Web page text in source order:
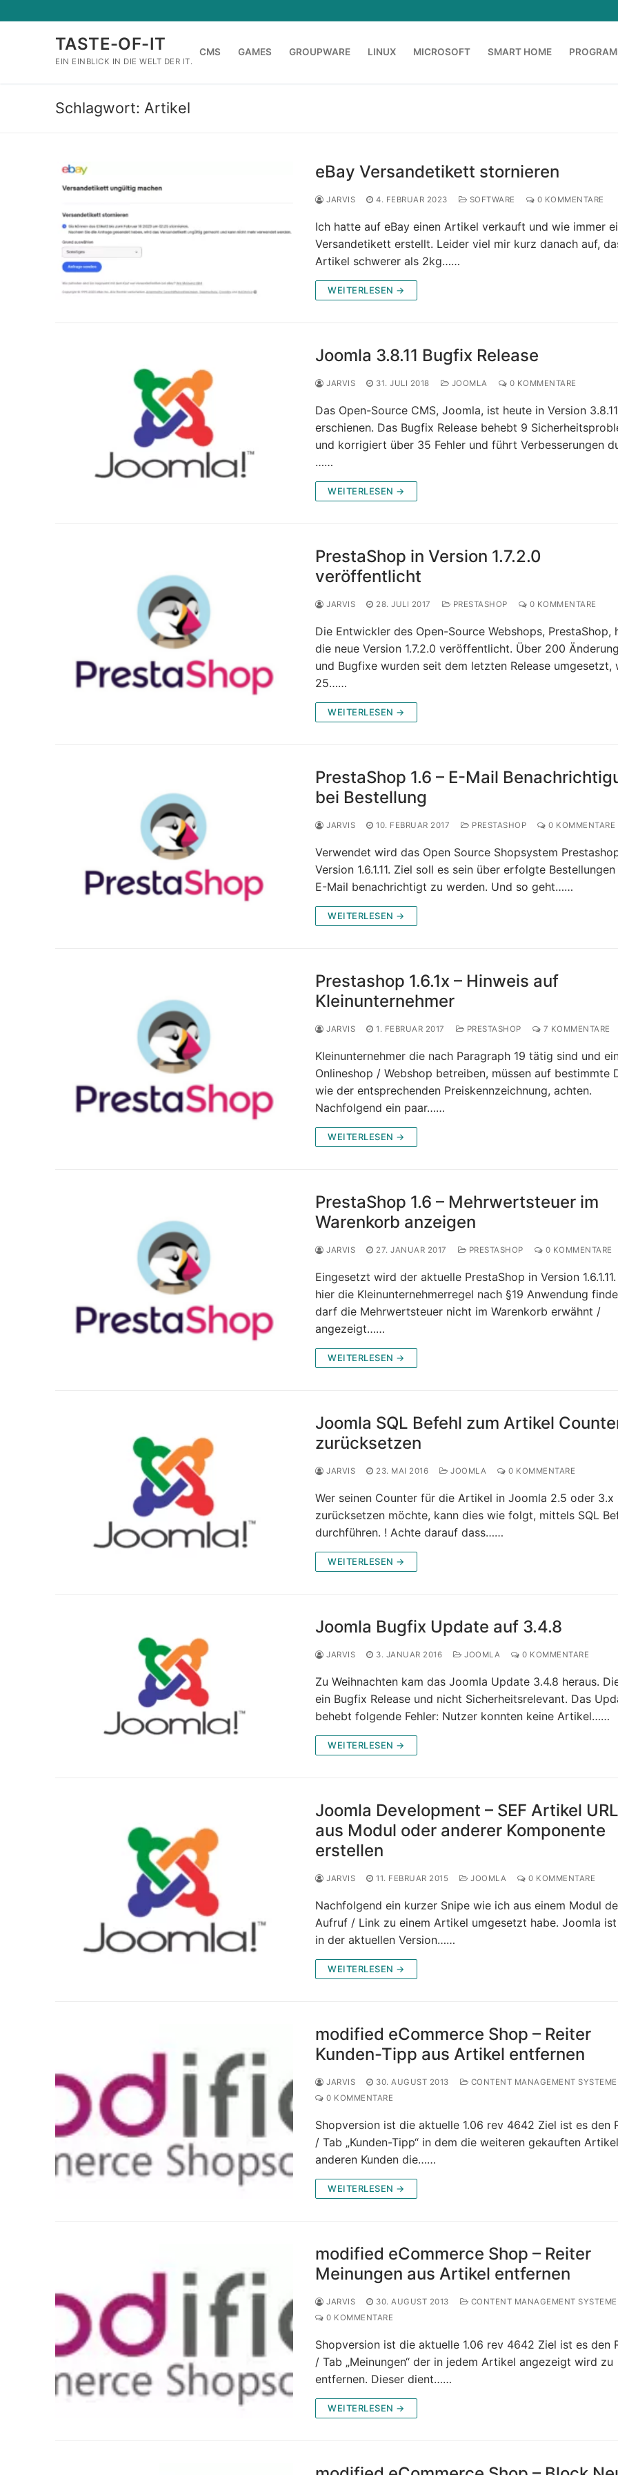
Inhalt
TASTE-OF-IT
EIN EINBLICK IN DIE WELT DER IT.
CMS GAMES GROUPWARE LINUX MICROSOFT SMART HOME
Schlagwort: Artikel
eBay Versandetikett stornieren
JARVIS 4. FEBRUAR 2023 SOFTWARE 0 KOMMENTARE
Ich hatte auf eBay einen Artikel verkauft und wie immer
Versandetikett erstellt. Leider viel mir kurz danach auf,
Artikel schwerer als 2kg……
WEITERLESEN →
Joomla 3.8.11 Bugfix Release
JARVIS 31. JULI 2018 JOOMLA 0 KOMMENTARE
Das Open-Source CMS, Joomla, ist heute in Version 3.8.11
erschienen. Das Bugfix Release behebt 9
und korrigiert über 35 Fehler und führt Verbesserungen
……
WEITERLESEN →
PrestaShop in Version 1.7.2.0
veröffentlicht
JARVIS 28. JULI 2017 PRESTASHOP 0 KOMMENTARE
Die Entwickler des Open-Source Webshops, PrestaShop,
die neue Version 1.7.2.0 veröffentlicht. Über 200
und Bugfixe wurden seit dem letzten Release umgesetzt,
25……
WEITERLESEN →
PrestaShop 1.6 – E-Mail
bei Bestellung
JARVIS 10. FEBRUAR 2017 PRESTASHOP 0 KOMMENTARE
Verwendet wird das Open Source Shopsystem
Version 1.6.1.11. Ziel soll es sein über erfolgte
E-Mail benachrichtigt zu werden. Und so geht……
WEITERLESEN →
Prestashop 1.6.1x – Hinweis auf
Kleinunternehmer
JARVIS 1. FEBRUAR 2017 PRESTASHOP 7 KOMMENTARE
Kleinunternehmer die nach Paragraph 19 tätig sind und
Onlineshop / Webshop betreiben, müssen auf bestimmte
wie der entsprechenden Preiskennzeichnung, achten.
Nachfolgend ein paar……
WEITERLESEN →
PrestaShop 1.6 – Mehrwertsteuer im
Warenkorb anzeigen
JARVIS 27. JANUAR 2017 PRESTASHOP 0 KOMMENTARE
Eingesetzt wird der aktuelle PrestaShop in Version
hier die Kleinunternehmerregel nach §19 Anwendung
darf die Mehrwertsteuer nicht im Warenkorb erwähnt /
angezeigt……
WEITERLESEN →
Joomla SQL Befehl zum Artikel
zurücksetzen
JARVIS 23. MAI 2016 JOOMLA 0 KOMMENTARE
Wer seinen Counter für die Artikel in Joomla 2.5 oder 3.x
zurücksetzen möchte, kann dies wie folgt, mittels SQL
durchführen. ! Achte darauf dass……
WEITERLESEN →
Joomla Bugfix Update auf 3.4.8
JARVIS 3. JANUAR 2016 JOOMLA 0 KOMMENTARE
Zu Weihnachten kam das Joomla Update 3.4.8 heraus.
ein Bugfix Release und nicht Sicherheitsrelevant. Das
behebt folgende Fehler: Nutzer konnten keine Artikel……
WEITERLESEN →
Joomla Development – SEF Artikel
aus Modul oder anderer Komponente
erstellen
JARVIS 11. FEBRUAR 2015 JOOMLA 0 KOMMENTARE
Nachfolgend ein kurzer Snipe wie ich aus einem Modul
Aufruf / Link zu einem Artikel umgesetzt habe. Joomla
in der aktuellen Version……
WEITERLESEN →
modified eCommerce Shop – Reiter
Kunden-Tipp aus Artikel entfernen
JARVIS 30. AUGUST 2013
CONTENT MANAGEMENT SYSTEME
0 KOMMENTARE
Shopversion ist die aktuelle 1.06 rev 4642 Ziel ist es den
/ Tab „Kunden-Tipp“ in dem die weiteren gekauften
anderen Kunden die……
WEITERLESEN →
modified eCommerce Shop – Reiter
Meinungen aus Artikel entfernen
JARVIS 30. AUGUST 2013
CONTENT MANAGEMENT SYSTEME
0 KOMMENTARE
Shopversion ist die aktuelle 1.06 rev 4642 Ziel ist es den
/ Tab „Meinungen“ der in jedem Artikel angezeigt wird zu
entfernen. Dieser dient……
WEITERLESEN →